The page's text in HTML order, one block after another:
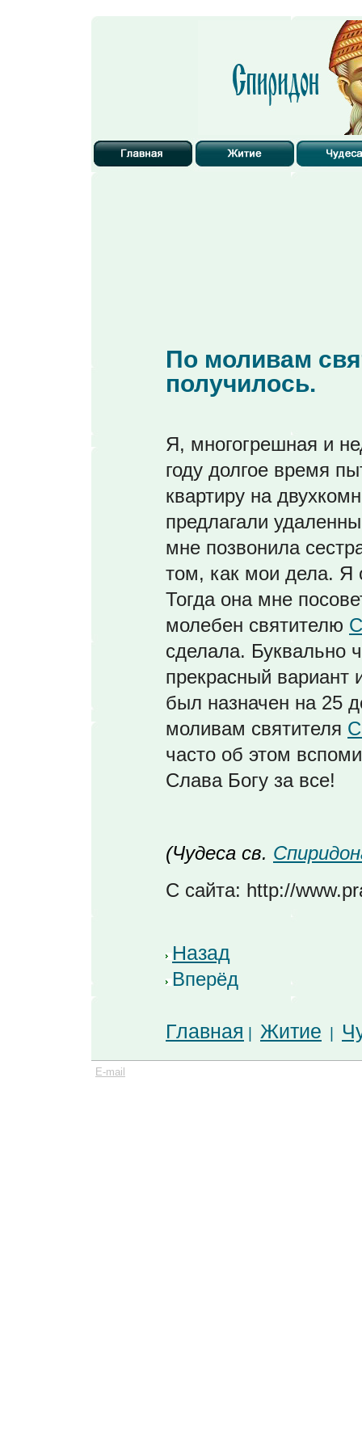
По моливам
получилось.
Я, многогрешная и
году долгое время
квартиру на
предлагали
мне позвонила
том, как мои дела. Я
Тогда она мне
молебен святителю
сделала. Буквально
прекрасный
был назначен на 25
моливам святителя
часто об этом
Слава Богу за все!
(Чудеса св.
С сайта: http://
Назад
Вперёд
Главная Житие
E-mail